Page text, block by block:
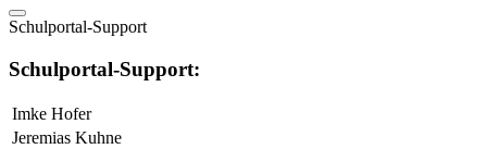
Schulportal-Support
Schulportal-Support:
Imke Hofer
Jeremias Kuhne